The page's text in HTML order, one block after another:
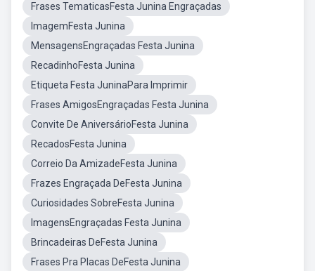
Frases TematicasFesta Junina Engraçadas
ImagemFesta Junina
MensagensEngraçadas Festa Junina
RecadinhoFesta Junina
Etiqueta Festa JuninaPara Imprimir
Frases AmigosEngraçadas Festa Junina
Convite De AniversárioFesta Junina
RecadosFesta Junina
Correio Da AmizadeFesta Junina
Frazes Engraçada DeFesta Junina
Curiosidades SobreFesta Junina
ImagensEngraçadas Festa Junina
Brincadeiras DeFesta Junina
Frases Pra Placas DeFesta Junina